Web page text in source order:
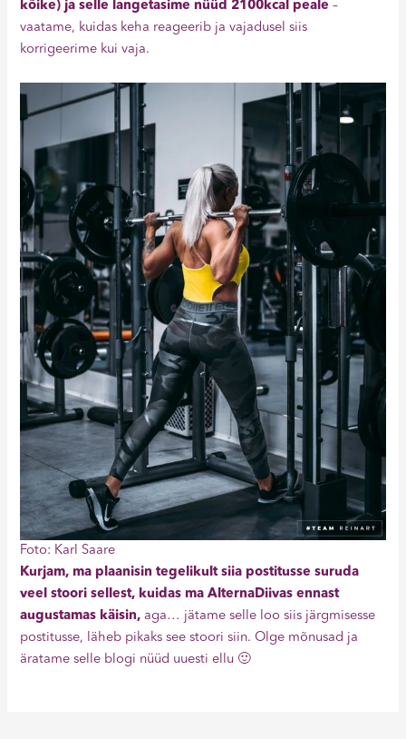
kõike) ja selle langetasime nüüd 2100kcal peale –
vaatame, kuidas keha reageerib ja vajadusel siis
korrigeerime kui vaja.
Foto: Karl Saare
Kurjam, ma plaanisin tegelikult siia postitusse suruda
veel stoori sellest, kuidas ma AlternaDiivas ennast
augustamas käisin, aga… jätame selle loo siis järgmisesse
postitusse, läheb pikaks see stoori siin. Olge mõnusad ja
äratame selle blogi nüüd uuesti ellu 🙂